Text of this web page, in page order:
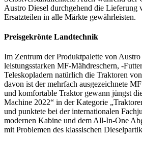
Austro Diesel durchgehend die Lieferung
Ersatzteilen in alle Märkte gewährleisten.
Preisgekrönte Landtechnik
Im Zentrum der Produktpalette von Austro
leistungsstarken MF-Mähdreschern, -
Teleskopladern natürlich die Traktoren
davon ist der mehrfach ausgezeichnete
und komfortable Traktor gewann jüngst
Machine 2022“ in der Kategorie
und punktete bei der internationalen
modernen Kabine und dem All-In-One
mit Problemen des klassischen